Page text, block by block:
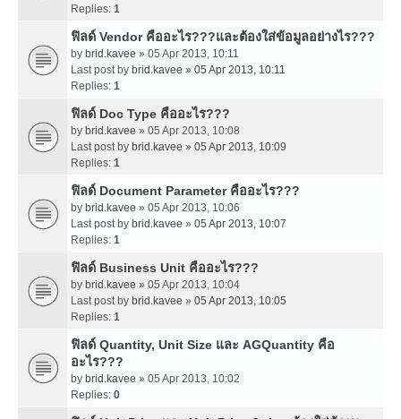
Replies: 1
ฟิลด์ Vendor คืออะไร???และต้องใส่ข้อมูลอย่างไร???
by brid.kavee » 05 Apr 2013, 10:11
Last post by brid.kavee » 05 Apr 2013, 10:11
Replies: 1
ฟิลด์ Doc Type คืออะไร???
by brid.kavee » 05 Apr 2013, 10:08
Last post by brid.kavee » 05 Apr 2013, 10:09
Replies: 1
ฟิลด์ Document Parameter คืออะไร???
by brid.kavee » 05 Apr 2013, 10:06
Last post by brid.kavee » 05 Apr 2013, 10:07
Replies: 1
ฟิลด์ Business Unit คืออะไร???
by brid.kavee » 05 Apr 2013, 10:04
Last post by brid.kavee » 05 Apr 2013, 10:05
Replies: 1
ฟิลด์ Quantity, Unit Size และ AGQuantity คือ
อะไร???
by brid.kavee » 05 Apr 2013, 10:02
Replies: 0